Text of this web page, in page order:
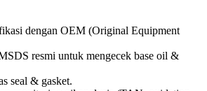
dengan OEM (Original Equipment
resmi untuk mengecek base oil &
seal & gasket.